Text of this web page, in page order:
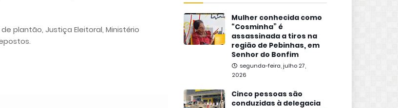
plantão, Justiça Eleitoral, Ministério
Mulher conhecida como
“Cosminha” é
assassinada a tiros na
região de Pebinhas, em
Senhor do Bonfim
segunda-feira, julho 27,
2026
Cinco pessoas são
conduzidas à delegacia